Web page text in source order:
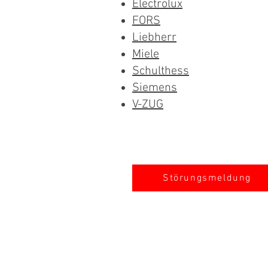
Electrolux
FORS
Liebherr
Miele
Schulthess
Siemens
V-ZUG
Störungsmeldung